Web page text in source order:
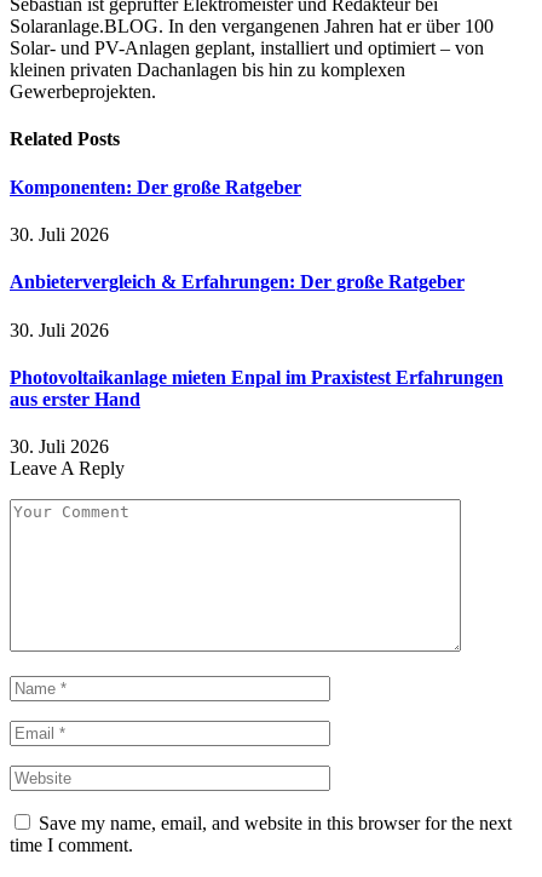
Sebastian ist geprüfter Elektromeister und Redakteur bei
Solaranlage.BLOG. In den vergangenen Jahren hat er über 100
Solar- und PV-Anlagen geplant, installiert und optimiert – von
kleinen privaten Dachanlagen bis hin zu komplexen
Gewerbeprojekten.
Related Posts
Komponenten: Der große Ratgeber
30. Juli 2026
Anbietervergleich & Erfahrungen: Der große Ratgeber
30. Juli 2026
Photovoltaikanlage mieten Enpal im Praxistest Erfahrungen
aus erster Hand
30. Juli 2026
Leave A Reply
Save my name, email, and website in this browser for the next
time I comment.